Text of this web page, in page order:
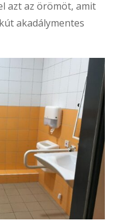
azt az örömöt, amit
akadálymentes